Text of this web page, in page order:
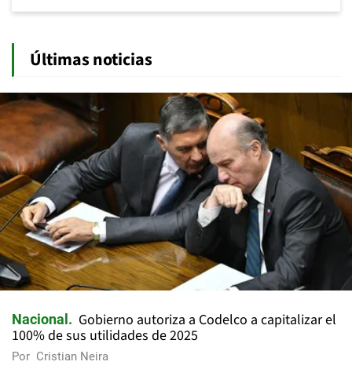
Últimas noticias
Nacional
Gobierno autoriza a Codelco a capitalizar el
100% de sus utilidades de 2025
Por Cristian Neira